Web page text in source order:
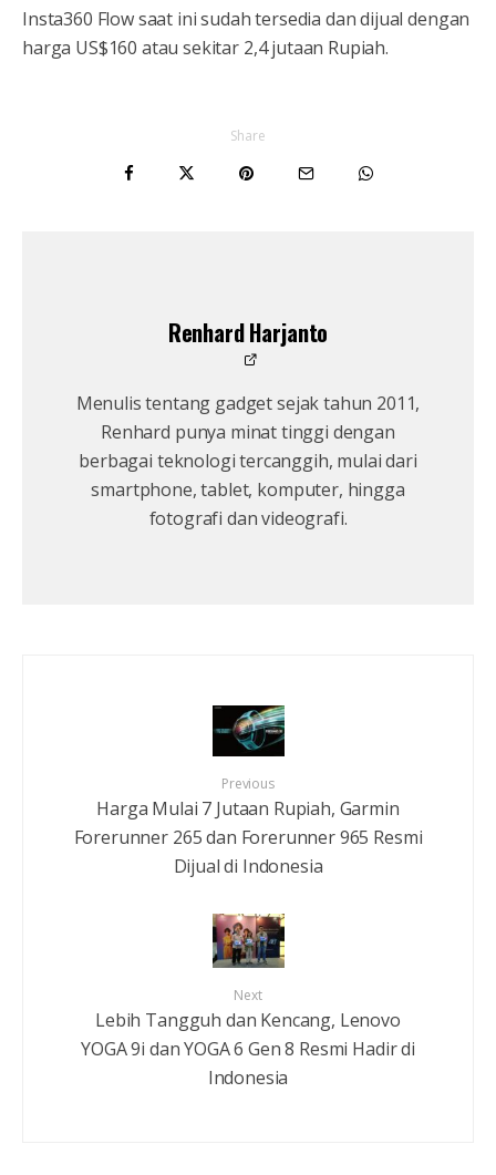
Insta360 Flow saat ini sudah tersedia dan dijual dengan
harga US$160 atau sekitar 2,4 jutaan Rupiah.
Share
Renhard Harjanto
Menulis tentang gadget sejak tahun 2011,
Renhard punya minat tinggi dengan
berbagai teknologi tercanggih, mulai dari
smartphone, tablet, komputer, hingga
fotografi dan videografi.
Previous
Harga Mulai 7 Jutaan Rupiah, Garmin
Forerunner 265 dan Forerunner 965 Resmi
Dijual di Indonesia
Next
Lebih Tangguh dan Kencang, Lenovo
YOGA 9i dan YOGA 6 Gen 8 Resmi Hadir di
Indonesia